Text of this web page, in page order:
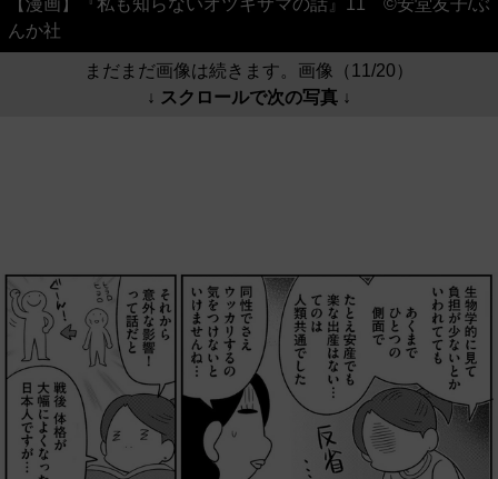
んか社
まだまだ画像は続きます。画像（11/20）
↓ スクロールで次の写真 ↓